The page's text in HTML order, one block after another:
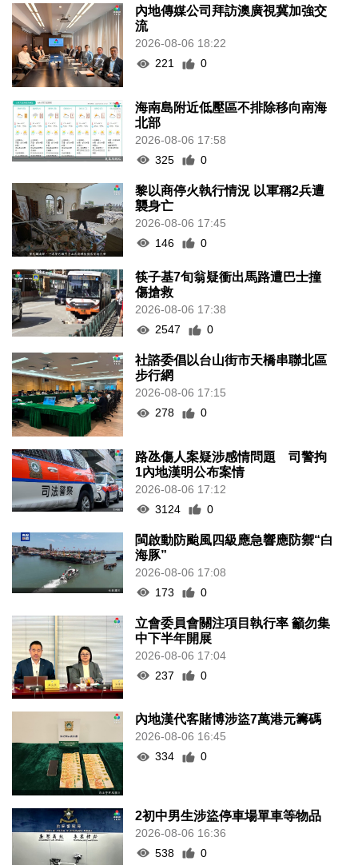
內地傳媒公司拜訪澳廣視冀加強交
流
2026-08-06 18:22
221
0
海南島附近低壓區不排除移向南海
北部
2026-08-06 17:58
325
0
黎以商停火執行情況 以軍稱2兵遭
襲身亡
2026-08-06 17:45
146
0
筷子基7旬翁疑衝出馬路遭巴士撞
傷搶救
2026-08-06 17:38
2547
0
社諮委倡以台山街市天橋串聯北區
步行網
2026-08-06 17:15
278
0
路氹傷人案疑涉感情問題 司警拘
1內地漢明公布案情
2026-08-06 17:12
3124
0
閩啟動防颱風四級應急響應防禦“白
海豚”
2026-08-06 17:08
173
0
立會委員會關注項目執行率 籲勿集
中下半年開展
2026-08-06 17:04
237
0
內地漢代客賭博涉盜7萬港元籌碼
2026-08-06 16:45
334
0
2初中男生涉盜停車場單車等物品
2026-08-06 16:36
538
0